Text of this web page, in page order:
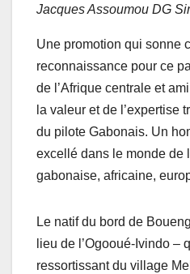
Jacques Assoumou DG
Une promotion qui sonne
reconnaissance pour ce
de l’Afrique centrale et
la valeur et de l’expertise
du pilote Gabonais. Un
excellé dans le monde de
gabonaise, africaine,
Le natif du bord de
lieu de l’Ogooué-Ivindo –
ressortissant du village